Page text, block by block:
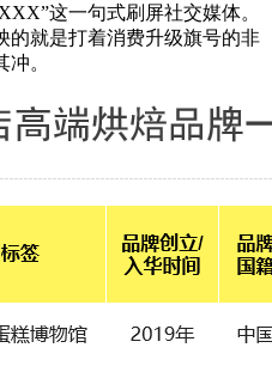
这一句式刷屏社交媒体。
的就是打着消费升级旗号的非
。